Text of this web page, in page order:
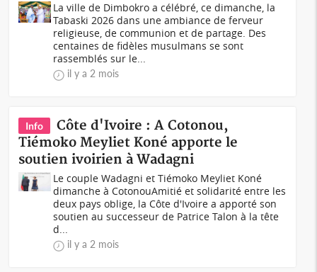
La ville de Dimbokro a célébré, ce dimanche, la
Tabaski 2026 dans une ambiance de ferveur
religieuse, de communion et de partage. Des
centaines de fidèles musulmans se sont
rassemblés sur le...
il y a 2 mois
Info
Côte d'Ivoire : A Cotonou,
Tiémoko Meyliet Koné apporte le
soutien ivoirien à Wadagni
Le couple Wadagni et Tiémoko Meyliet Koné
dimanche à CotonouAmitié et solidarité entre les
deux pays oblige, la Côte d'Ivoire a apporté son
soutien au successeur de Patrice Talon à la tête
d...
il y a 2 mois